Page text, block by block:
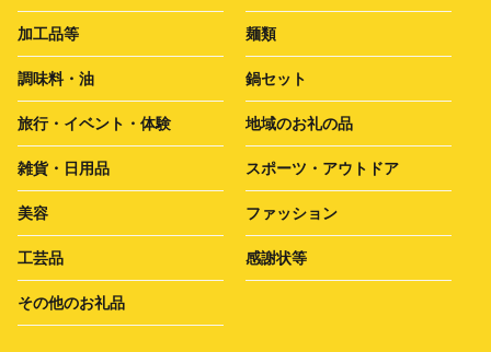
加工品等 麺類
調味料・油 鍋セット
旅行・イベント・体験 地域のお礼の品
雑貨・日用品 スポーツ・アウトドア
美容 ファッション
工芸品 感謝状等
その他のお礼品